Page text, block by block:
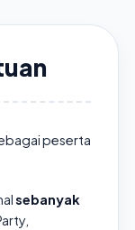
peserta
sebanyak